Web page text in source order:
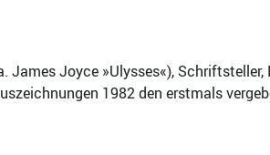
James Joyce »Ulysses«),
1982 den erstmals